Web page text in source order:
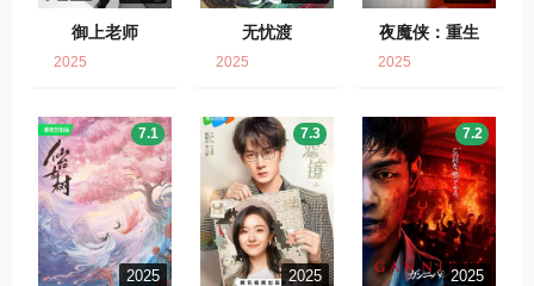
御上老师
2025
无忧渡
2025
夜魔侠：重生
2025
2025
7.1
2025
7.3
2025
7.2